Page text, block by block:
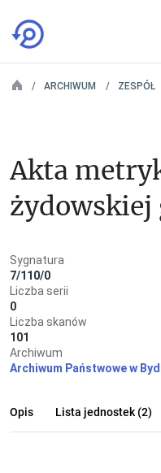
ARCHIWUM ZESPÓŁ
Akta
Gębicach
Mogilno
Sygnatura
7/110/0
Liczba serii
0
Liczba skanów
101
Archiwum
Archiwum Państwowe w
Opis Lista jednostek (2)